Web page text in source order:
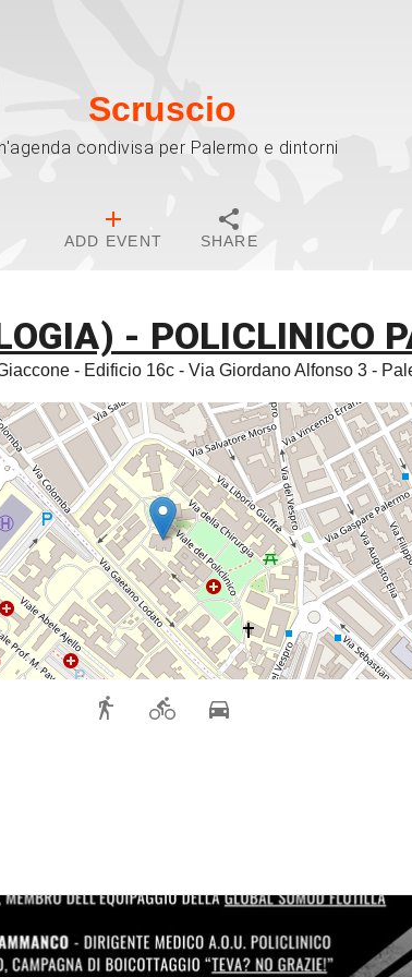
Scruscio
condivisa per Palermo e dintorni
ADD EVENT SHARE
- POLICLINICO
- Edificio 16c - Via Giordano Alfonso 3 -